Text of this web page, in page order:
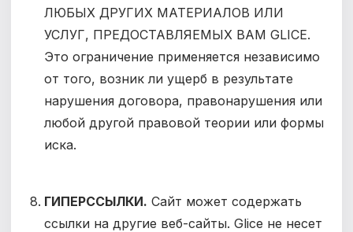
ЛЮБЫХ ДРУГИХ МАТЕРИАЛОВ ИЛИ
УСЛУГ, ПРЕДОСТАВЛЯЕМЫХ ВАМ GLICE.
Это ограничение применяется независимо
от того, возник ли ущерб в результате
нарушения договора, правонарушения или
любой другой правовой теории или формы
иска.
ГИПЕРССЫЛКИ. Сайт может содержать
ссылки на другие веб-сайты. Glice не несет